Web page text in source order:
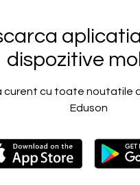
dispozitive
curent cu toate noutatile
Eduson